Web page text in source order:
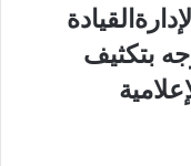
بتكثيف